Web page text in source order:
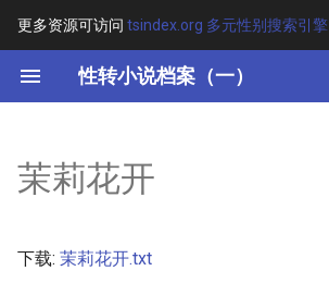
更多资源可访问 tsindex.org 多元性别搜索引擎
性转小说档案（一）
键
开
搜
其他信息 [Processed Page
茉莉花开
下载: 茉莉花开.txt